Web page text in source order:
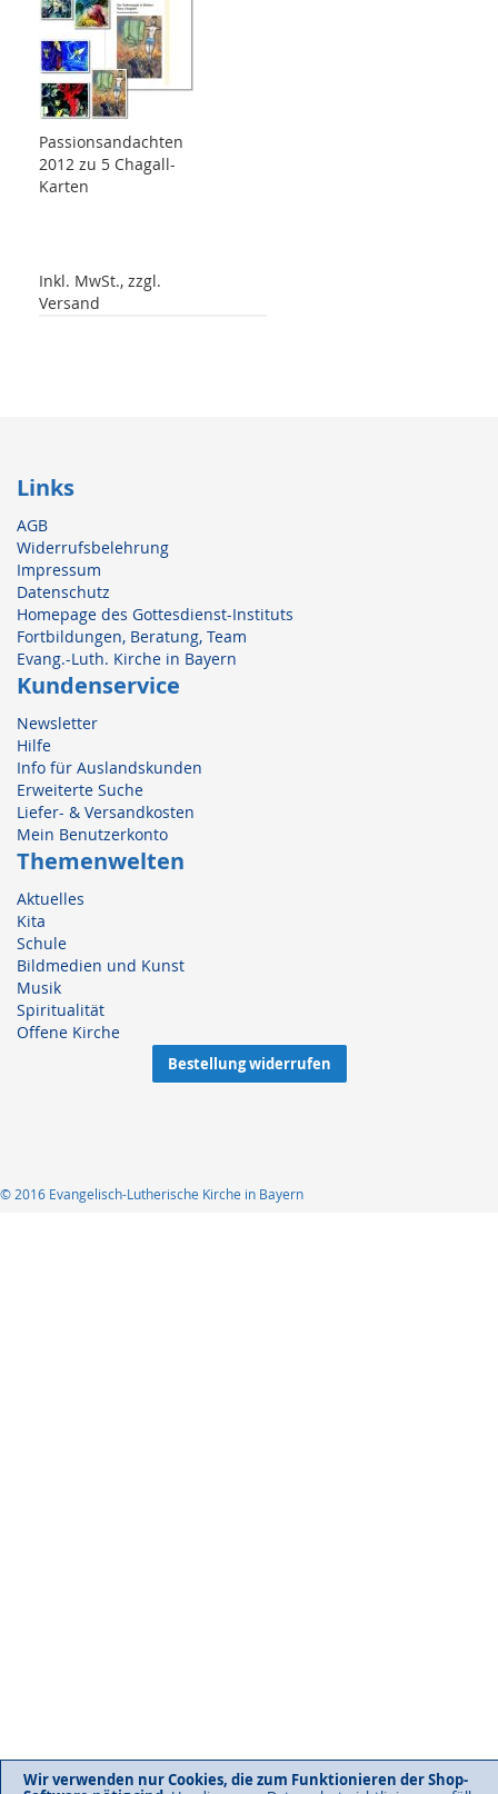
Wir verwenden nur Cookies, die zum Funktionieren der Shop-
Passionsandachten
2012 zu 5 Chagall-
Karten
Inkl. MwSt., zzgl.
Versand
Links
AGB
Widerrufsbelehrung
Impressum
Datenschutz
Homepage des Gottesdienst-Instituts
Fortbildungen, Beratung, Team
Evang.-Luth. Kirche in Bayern
Kundenservice
Newsletter
Hilfe
Info für Auslandskunden
Erweiterte Suche
Liefer- & Versandkosten
Mein Benutzerkonto
Themenwelten
Aktuelles
Kita
Schule
Bildmedien und Kunst
Musik
Spiritualität
Offene Kirche
Bestellung widerrufen
© 2016 Evangelisch-Lutherische Kirche in Bayern